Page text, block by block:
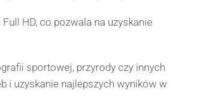
HD, co pozwala na uzyskanie
sportowej, przyrody czy innych
i uzyskanie najlepszych wyników w